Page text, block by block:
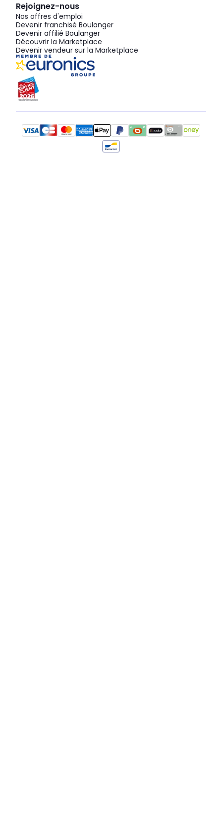
Rejoignez-nous
Nos offres d'emploi
Devenir franchisé Boulanger
Devenir affilié Boulanger
Découvrir la Marketplace
Devenir vendeur sur la Marketplace